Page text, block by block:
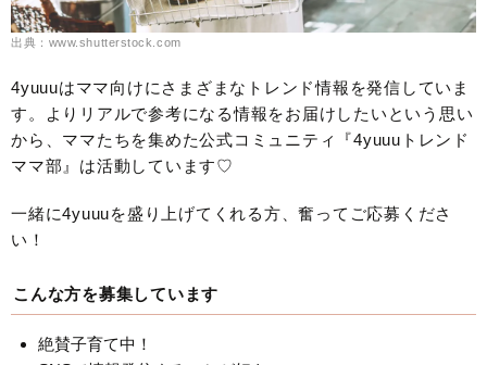
出典：www.shutterstock.com
4yuuuはママ向けにさまざまなトレンド情報を発信していま
す。よりリアルで参考になる情報をお届けしたいという思い
から、ママたちを集めた公式コミュニティ『4yuuuトレンド
ママ部』は活動しています♡
一緒に4yuuuを盛り上げてくれる方、奮ってご応募くださ
い！
こんな方を募集しています
絶賛子育て中！